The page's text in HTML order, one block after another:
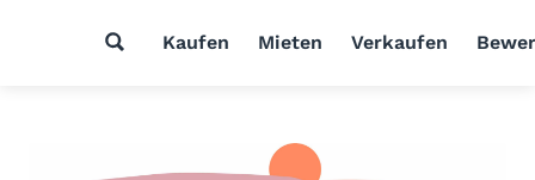
Kaufen Mieten Verkaufen